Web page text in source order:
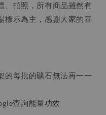
、拍照，所有商品雖然有
標示為主，感謝大家的喜
的每批的礦石無法再一一
查詢能量功效